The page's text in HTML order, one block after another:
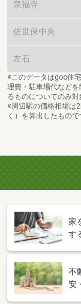
泉福寺
佐世保中央
左石
※このデータはgoo住
理費・駐車場代など
るものについてのみ対
※周辺駅の価格相場は
く）を算出したもので
家
す
不
安